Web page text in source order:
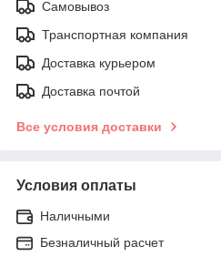
Самовывоз
Транспортная компания
Доставка курьером
Доставка почтой
Все условия доставки
Условия оплаты
Наличными
Безналичный расчет